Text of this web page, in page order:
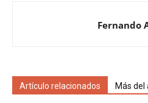
Fernando
Artículo relacionados Más del